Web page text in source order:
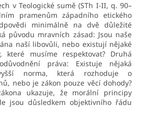
v Teologické sumě (STh I-II, q. 90–
pramenům západního etického
minimálně na dvě důležité
původu mravních zásad: Jsou naše
naší libovůli, nebo existují nějaké
které musíme respektovat? Druhá
práva: Existuje nějaká
norma, která rozhoduje o
nebo je zákon pouze věcí dohody?
ukazuje, že morální principy
jsou důsledkem objektivního řádu